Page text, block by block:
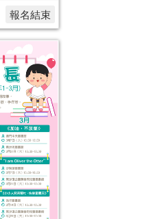
報名結束